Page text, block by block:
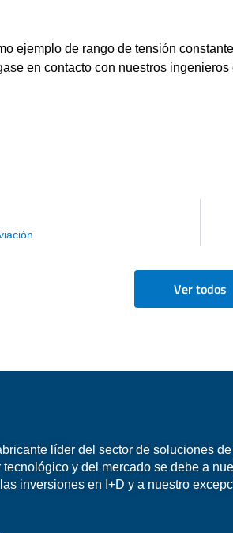
ejemplo de rango de tensión
en contacto con nuestros
Ver todos
líder del sector de soluciones
y del mercado se debe a
inversiones en I+D y a nuestro